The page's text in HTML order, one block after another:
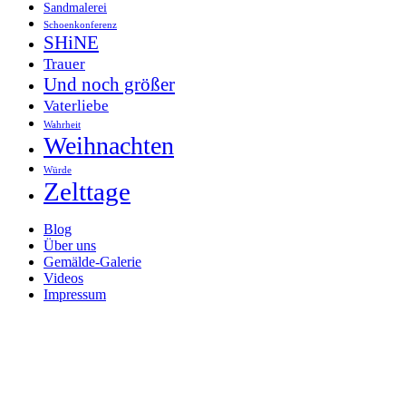
Sandmalerei
Schoenkonferenz
SHiNE
Trauer
Und noch größer
Vaterliebe
Wahrheit
Weihnachten
Würde
Zelttage
Blog
Über uns
Gemälde-Galerie
Videos
Impressum